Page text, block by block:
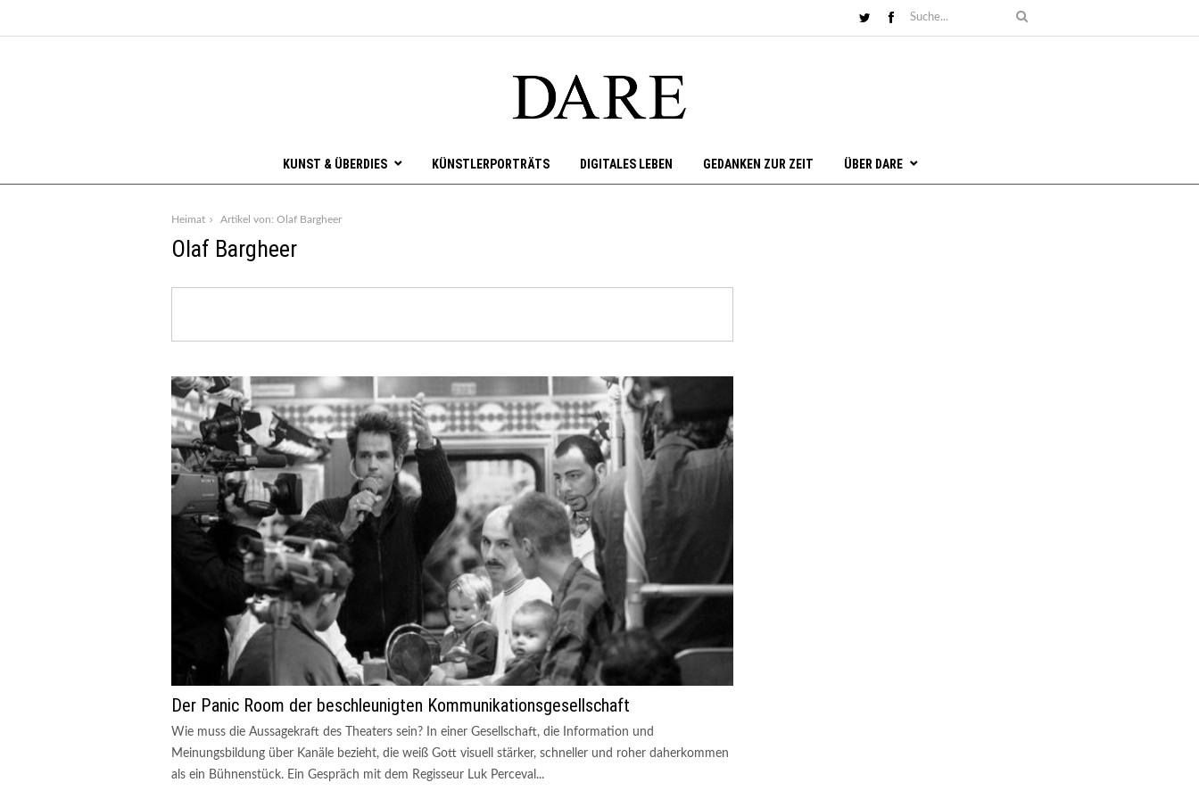
KUNST & ÜBERDIES KÜNSTLERPORTRÄTS DIGITALES LEBEN GEDANKEN ZUR ZEIT ÜBER DARE
Heimat Artikel von: Olaf Bargheer
Olaf Bargheer
Der Panic Room der beschleunigten Kommunikationsgesellschaft
Wie muss die Aussagekraft des Theaters sein? In einer Gesellschaft, die Information und
Meinungsbildung über Kanäle bezieht, die weiß Gott visuell stärker, schneller und roher daherkommen
als ein Bühnenstück. Ein Gespräch mit dem Regisseur Luk Perceval...